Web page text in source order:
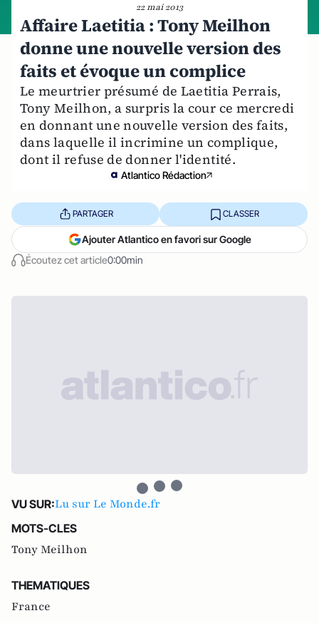
22 mai 2013
Affaire Laetitia : Tony Meilhon
donne une nouvelle version des
faits et évoque un complice
Le meurtrier présumé de Laetitia Perrais,
Tony Meilhon, a surpris la cour ce mercredi
en donnant une nouvelle version des faits,
dans laquelle il incrimine un complique,
dont il refuse de donner l'identité.
Atlantico Rédaction
Écoutez cet article0:00min
PARTAGER CLASSER
Ajouter Atlantico en favori sur Google
VU SUR:Lu sur Le Monde.fr
MOTS-CLES
Tony Meilhon
THEMATIQUES
France